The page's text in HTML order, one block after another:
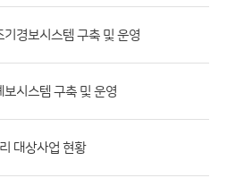
경보시스템 구축 및 운영
시스템 구축 및 운영
대상사업 현황